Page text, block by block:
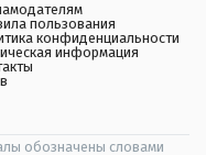
пользования
конфиденциальности
информация
обозначены словами